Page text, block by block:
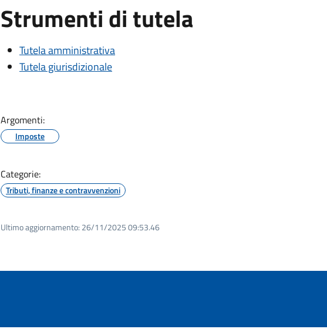
Strumenti di tutela
Tutela amministrativa
Tutela giurisdizionale
Argomenti:
Imposte
Categorie:
Tributi, finanze e contravvenzioni
Ultimo aggiornamento: 26/11/2025 09:53.46